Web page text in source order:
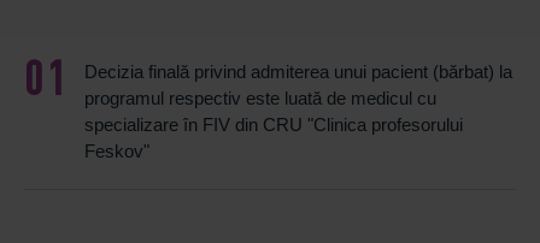
Decizia finală privind admiterea unui pacient (bărbat) la
programul respectiv este luată de medicul cu
specializare în FIV din CRU "Clinica profesorului
Feskov"